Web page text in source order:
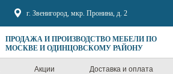
г. Звенигород, мкр. Пронина, д. 2
ПРОДАЖА И ПРОИЗВОДСТВО МЕБЕЛИ ПО
МОСКВЕ И ОДИНЦОВСКОМУ РАЙОНУ
Акции Доставка и оплата